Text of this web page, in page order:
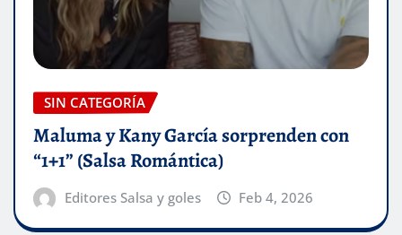
SIN CATEGORÍA
Maluma y Kany García sorprenden con
“1+1” (Salsa Romántica)
Editores Salsa y goles Feb 4, 2026